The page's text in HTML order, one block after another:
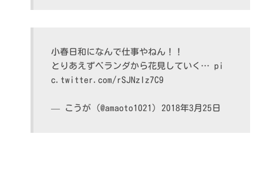
小春日和になんで仕事やねん！！
とりあえずベランダから花見していく…pi
c.twitter.com/rSJNzlz7C9
— こうが (@amaoto1021) 2018年3月25日